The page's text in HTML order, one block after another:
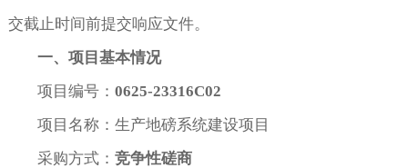
交截止时间前提交响应文件。
一、项目基本情况
项目编号： 0625-23316C02
项目名称：生产地磅系统建设项目
采购方式： 竞争性磋商